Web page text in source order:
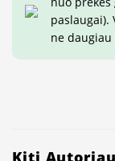
paslaugai).
ne
Kiti